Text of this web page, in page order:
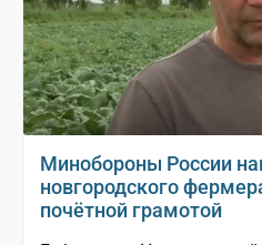
Минобороны России
новгородского
почётной грамотой